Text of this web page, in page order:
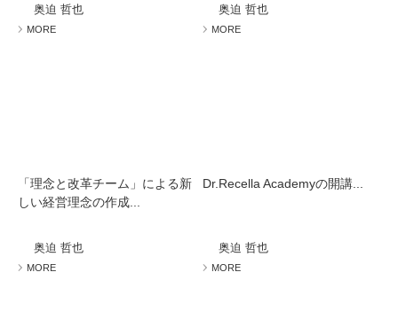
奥迫 哲也
MORE
奥迫 哲也
MORE
「理念と改革チーム」による新
しい経営理念の作成...
奥迫 哲也
MORE
Dr.Recella Academyの開講...
奥迫 哲也
MORE